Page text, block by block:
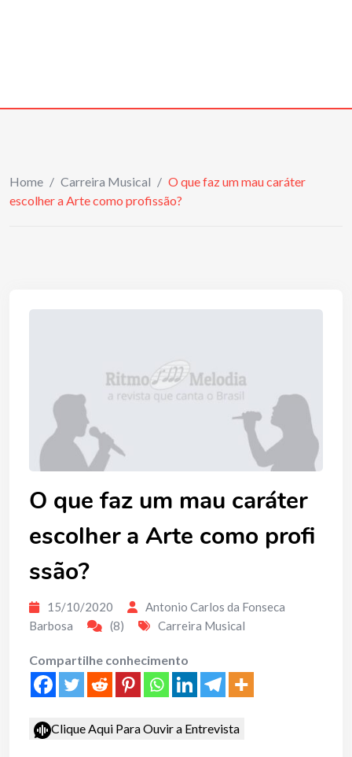
Home / Carreira Musical / O que faz um mau caráter
escolher a Arte como profissão?
O que faz um mau caráter
escolher a Arte como profi
ssão?
15/10/2020
Antonio Carlos da Fonseca
Barbosa
(8) Carreira Musical
Compartilhe conhecimento
Clique Aqui Para Ouvir a Entrevista